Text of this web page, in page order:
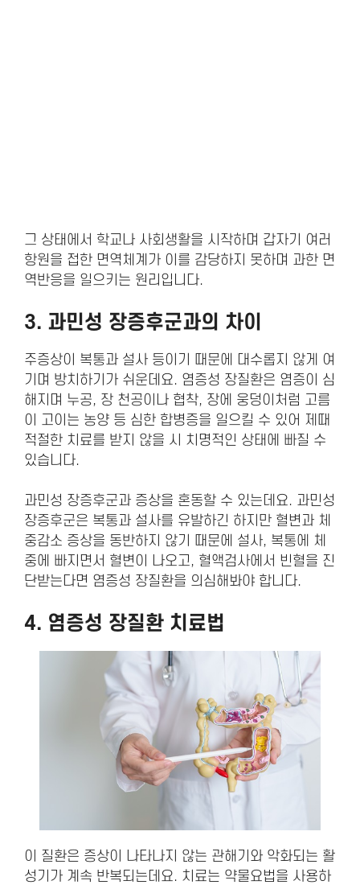
그 상태에서 학교나 사회생활을 시작하며 갑자기 여러
항원을 접한 면역체계가 이를 감당하지 못하며 과한 면
역반응을 일으키는 원리입니다.
3. 과민성 장증후군과의 차이
주증상이 복통과 설사 등이기 때문에 대수롭지 않게 여
기며 방치하기가 쉬운데요. 염증성 장질환은 염증이 심
해지며 누공, 장 천공이나 협착, 장에 웅덩이처럼 고름
이 고이는 농양 등 심한 합병증을 일으킬 수 있어 제때
적절한 치료를 받지 않을 시 치명적인 상태에 빠질 수
있습니다.
과민성 장증후군과 증상을 혼동할 수 있는데요. 과민성
장증후군은 복통과 설사를 유발하긴 하지만 혈변과 체
중감소 증상을 동반하지 않기 때문에 설사, 복통에 체
중에 빠지면서 혈변이 나오고, 혈액검사에서 빈혈을 진
단받는다면 염증성 장질환을 의심해봐야 합니다.
4. 염증성 장질환 치료법
이 질환은 증상이 나타나지 않는 관해기와 악화되는 활
성기가 계속 반복되는데요. 치료는 약물요법을 사용하